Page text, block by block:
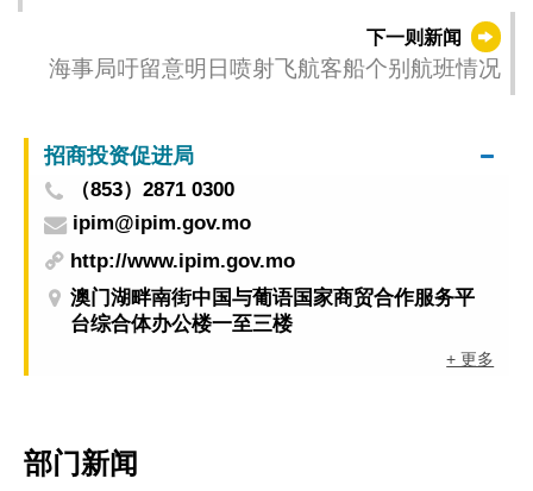
下一则新闻
海事局吁留意明日喷射飞航客船个别航班情况
招商投资促进局
（853）2871 0300
ipim@ipim.gov.mo
http://www.ipim.gov.mo
澳门湖畔南街中国与葡语国家商贸合作服务平
台综合体办公楼一至三楼
+ 更多
部门新闻